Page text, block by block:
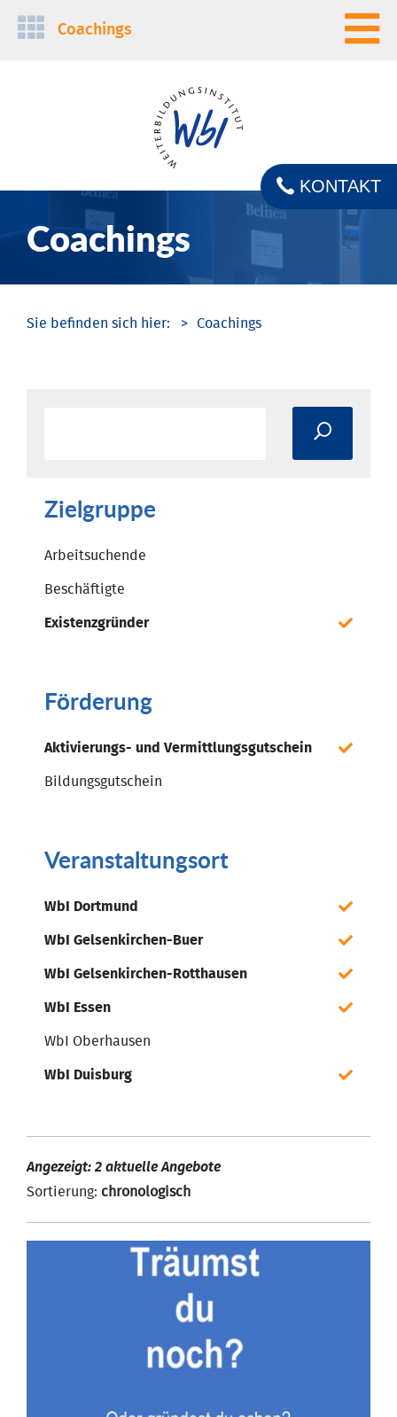
Navigation
Coachings
Coachings
KONTAKT
Coachings
Zielgruppe
Arbeitsuchende
Beschäftigte
Existenzgründer
Förderung
Aktivierungs- und Vermittlungsgutschein
Bildungsgutschein
Veranstaltungsort
WbI Dortmund
WbI Gelsenkirchen-Buer
WbI Gelsenkirchen-Rotthausen
WbI Essen
WbI Oberhausen
WbI Duisburg
Angezeigt: 2 aktuelle Angebote
Sortierung: chronologisch